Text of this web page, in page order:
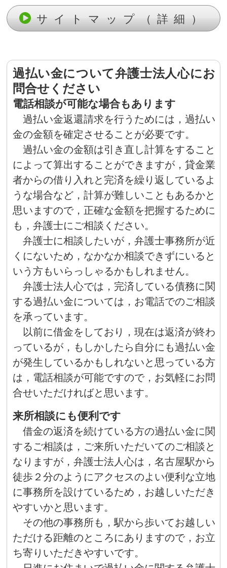
サイトマップ（詳細）
過払い金について弁護士法人心にお
問合せください
電話相談が可能な場合もあります
過払い金返還請求を行うためには，過払い
金の金額を確定させることが必要です。
過払い金の金額は引き直し計算をすること
によって算出することができますが，貸金業
者からの借り入れと完済を繰り返しているよ
うな場合など，計算が難しいこともあるかと
思いますので，正確な金額を把握するために
も，弁護士にご相談ください。
弁護士に相談したいが，弁護士事務所が近
くにないため，なかなか相談できずにいると
いう方もいらっしゃるかもしれません。
弁護士法人心では，完済している債務に関
する過払い金については，お電話でのご相談
を承っています。
以前に借金をしており，現在は返済が終わ
っているが，もしかしたら自分にも過払い金
が発生しているかもしれないと思っている方
は，電話相談が可能ですので，お気軽にお問
合せいただければと思います。
来所相談にも便利です
借金の返済を続けている方の過払い金に関
するご相談は，ご来所いただいてのご相談と
なりますが，弁護士法人心は，名古屋駅から
徒歩２分のようにアクセスのよい便利な立地
に事務所を設けているため，お越しいただき
やすいかと思います。
その他の事務所も，駅から歩いてお越しい
ただける距離のところにありますので，お立
ち寄りいただきやすいです。